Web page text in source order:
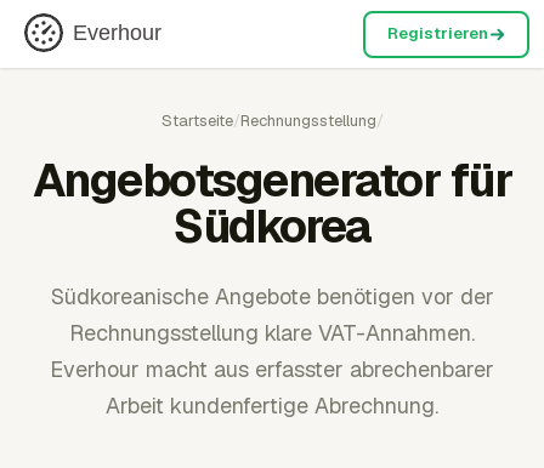
Everhour Registrieren
Startseite/Rechnungsstellung/
Angebotsgenerator für
Südkorea
Südkoreanische Angebote benötigen vor der
Rechnungsstellung klare VAT-Annahmen.
Everhour macht aus erfasster abrechenbarer
Arbeit kundenfertige Abrechnung.